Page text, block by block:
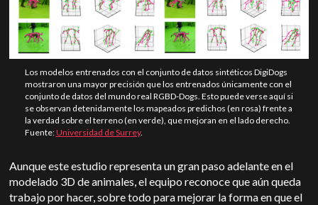
Los modelos entrenados con el conjunto de datos sintéticos DigiDogs
mostraron una mayor precisión que los entrenados únicamente con el
conjunto de datos del mundo real RGBD-Dogs. Esto puede verse aquí si
se observan detenidamente los mapeados predichos (en rosa) frente a
la verdad sobre el terreno (en verde), que mejoran en el lado derecho.
Fuente:Universidad de Surrey.
Aunque este estudio representa un gran paso adelante en el
modelado 3D de animales, el equipo reconoce que aún queda
trabajo por hacer, sobre todo para mejorar la forma en que el